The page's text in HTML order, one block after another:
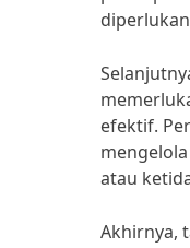
efektif.
atau
Akhirnya,